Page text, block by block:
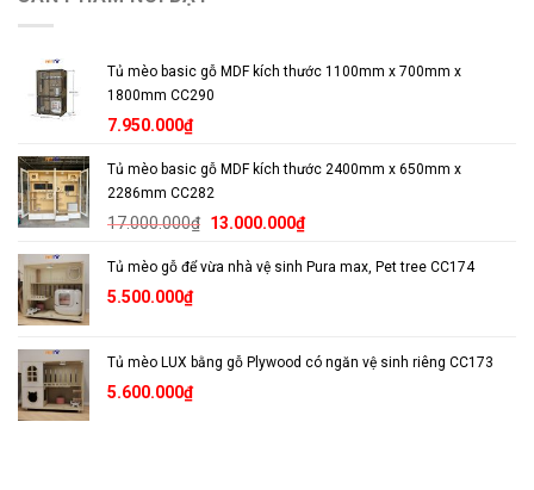
Tủ mèo basic gỗ MDF kích thước 1100mm x 700mm x
1800mm CC290
7.950.000₫
Tủ mèo basic gỗ MDF kích thước 2400mm x 650mm x
2286mm CC282
17.000.000₫ Giá
là:
13.000.000₫Giá
tại
Tủ mèo gỗ để vừa nhà vệ sinh Pura max, Pet tree CC174
5.500.000₫
Tủ mèo LUX bằng gỗ Plywood có ngăn vệ sinh riêng CC173
5.600.000₫